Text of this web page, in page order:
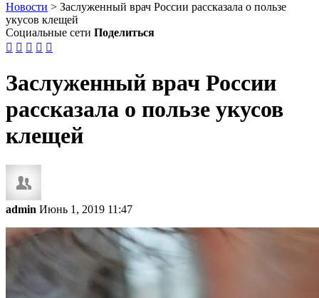
Новости > Заслуженный врач России рассказала о пользе
укусов клещей
Социальные сети Поделиться
    
Заслуженный врач России
рассказала о пользе укусов
клещей
admin Июнь 1, 2019 11:47